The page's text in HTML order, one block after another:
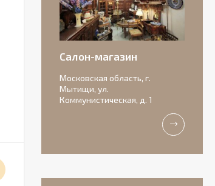
Французский набор ножей с
рукоятками из рога.
Салон-магазин
Московская область, г.
Мытищи, ул.
Коммунистическая, д. 1